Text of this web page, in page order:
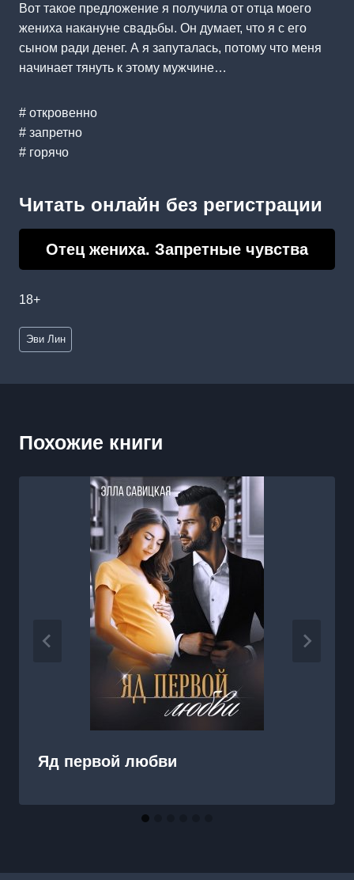
Вот такое предложение я получила от отца моего
жениха накануне свадьбы. Он думает, что я с его
сыном ради денег. А я запуталась, потому что меня
начинает тянуть к этому мужчине…
# откровенно
# запретно
# горячо
Читать онлайн без регистрации
Отец жениха. Запретные чувства
18+
Метки
записи:
Эви Лин
Похожие книги
Яд первой любви